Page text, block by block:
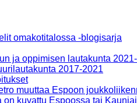
omakotitalossa -blogisarja
ja oppimisen lautakunta
2017-2021
muuttaa Espoon
on kuvattu Espoossa tai